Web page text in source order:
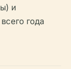
и
года